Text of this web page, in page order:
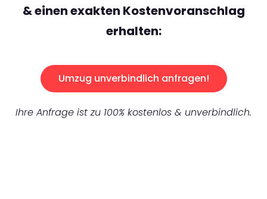
& einen exakten Kostenvoranschlag
erhalten:
Umzug unverbindlich anfragen!
Ihre Anfrage ist zu 100% kostenlos & unverbindlich.